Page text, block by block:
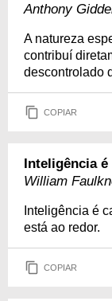
Anthony
A natureza
contribuí
descontrolado
COPIAR
Inteligência é
William
Inteligência é
está ao redor.
COPIAR